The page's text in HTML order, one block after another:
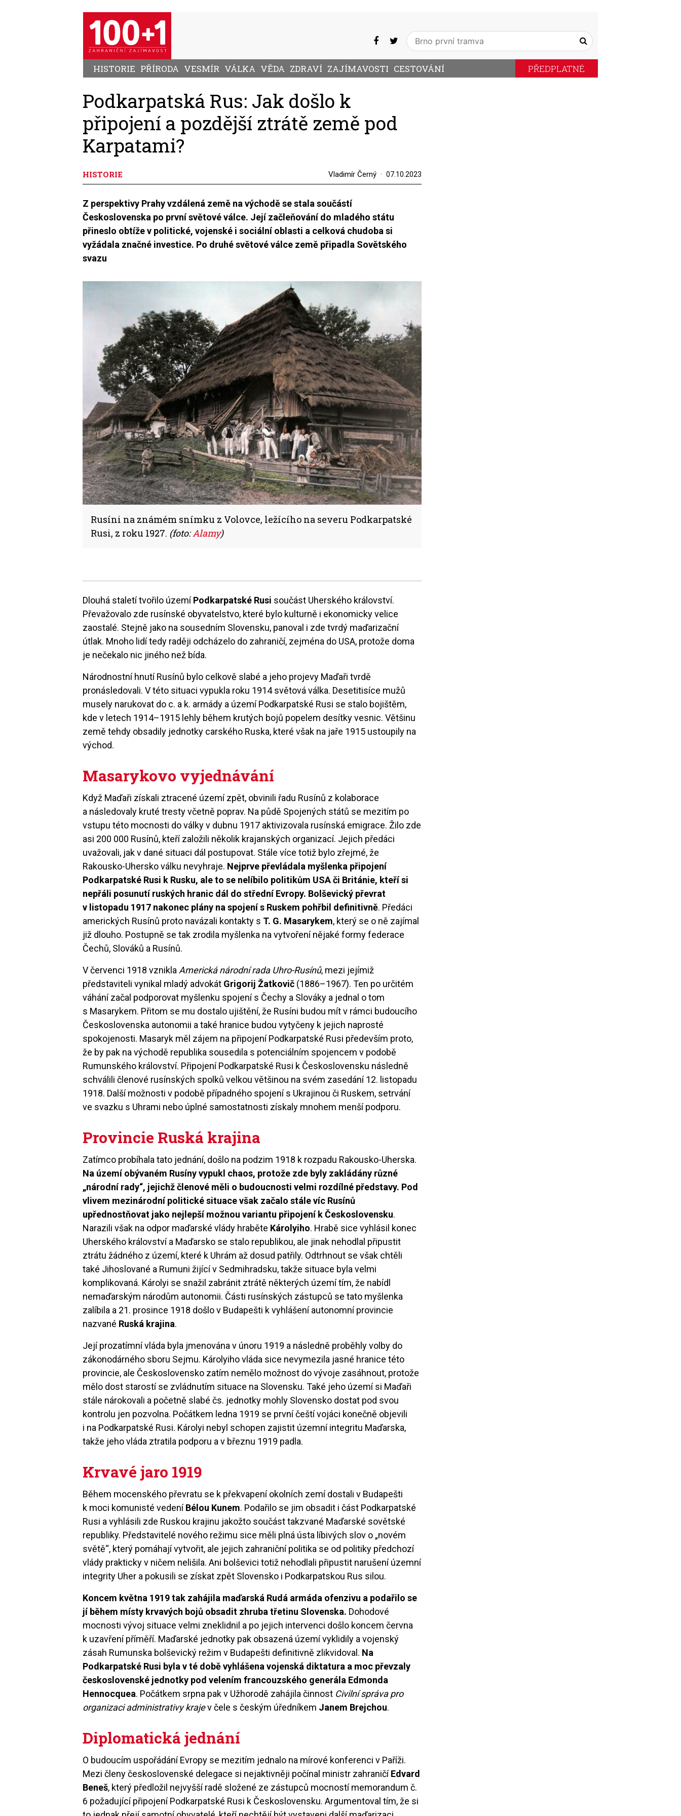
HISTORIE PŘÍRODA VESMÍR VÁLKA VĚDA ZDRAVÍ ZAJÍMAVOSTI CESTOVÁNÍ PŘEDPLATNÉ
Podkarpatská Rus: Jak došlo k
připojení a pozdější ztrátě země pod
Karpatami?
HISTORIE Vladimír Černý 07.10.2023
Z perspektivy Prahy vzdálená země na východě se stala součástí
Československa po první světové válce. Její začleňování do mladého státu
přineslo obtíže v politické, vojenské i sociální oblasti a celková chudoba si
vyžádala značné investice. Po druhé světové válce země připadla Sovětského
svazu
Rusíni na známém snímku z Volovce, ležícího na severu Podkarpatské
Rusi, z roku 1927. (foto:Alamy)
Dlouhá staletí tvořilo územíPodkarpatské Rusi součást Uherského království.
Převažovalo zde rusínské obyvatelstvo, které bylo kulturně i ekonomicky velice
zaostalé. Stejně jako na sousedním Slovensku, panoval i zde tvrdý maďarizační
útlak. Mnoho lidí tedy raději odcházelo do zahraničí, zejména do USA, protože doma
je nečekalo nic jiného než bída.
Národnostní hnutí Rusínů bylo celkově slabé a jeho projevy Maďaři tvrdě
pronásledovali. V této situaci vypukla roku 1914 světová válka. Desetitisíce mužů
musely narukovat do c. a k. armády a území Podkarpatské Rusi se stalo bojištěm,
kde v letech 1914–1915 lehly během krutých bojů popelem desítky vesnic. Většinu
země tehdy obsadily jednotky carského Ruska, které však na jaře 1915 ustoupily na
východ.
Masarykovo vyjednávání
Když Maďaři získali ztracené území zpět, obvinili řadu Rusínů z kolaborace
a následovaly kruté tresty včetně poprav. Na půdě Spojených států se mezitím po
vstupu této mocnosti do války v dubnu 1917 aktivizovala rusínská emigrace. Žilo zde
asi 200 000 Rusínů, kteří založili několik krajanských organizací. Jejich předáci
uvažovali, jak v dané situaci dál postupovat. Stále více totiž bylo zřejmé, že
Rakousko-Uhersko válku nevyhraje. Nejprve převládala myšlenka připojení
Podkarpatské Rusi k Rusku, ale to se nelíbilo politikům USA či Británie, kteří si
nepřáli posunutí ruských hranic dál do střední Evropy. Bolševický převrat
v listopadu 1917 nakonec plány na spojení s Ruskem pohřbil definitivně. Předáci
amerických Rusínů proto navázali kontakty s T. G. Masarykem, který se o ně zajímal
již dlouho. Postupně se tak zrodila myšlenka na vytvoření nějaké formy federace
Čechů, Slováků a Rusínů.
V červenci 1918 vznikla Americká národní rada Uhro-Rusínů, mezi jejímiž
představiteli vynikal mladý advokát Grigorij Žatkovič (1886–1967). Ten po určitém
váhání začal podporovat myšlenku spojení s Čechy a Slováky a jednal o tom
s Masarykem. Přitom se mu dostalo ujištění, že Rusíni budou mít v rámci budoucího
Československa autonomii a také hranice budou vytyčeny k jejich naprosté
spokojenosti. Masaryk měl zájem na připojení Podkarpatské Rusi především proto,
že by pak na východě republika sousedila s potenciálním spojencem v podobě
Rumunského království. Připojení Podkarpatské Rusi k Československu následně
schválili členové rusínských spolků velkou většinou na svém zasedání 12. listopadu
1918. Další možnosti v podobě případného spojení s Ukrajinou či Ruskem, setrvání
ve svazku s Uhrami nebo úplné samostatnosti získaly mnohem menší podporu.
Provincie Ruská krajina
Zatímco probíhala tato jednání, došlo na podzim 1918 k rozpadu Rakousko-Uherska.
Na území obývaném Rusíny vypukl chaos, protože zde byly zakládány různé
„národní rady“, jejichž členové měli o budoucnosti velmi rozdílné představy. Pod
vlivem mezinárodní politické situace však začalo stále víc Rusínů
upřednostňovat jako nejlepší možnou variantu připojení k Československu.
Narazili však na odpor maďarské vlády hraběte Károlyiho. Hrabě sice vyhlásil konec
Uherského království a Maďarsko se stalo republikou, ale jinak nehodlal připustit
ztrátu žádného z území, které k Uhrám až dosud patřily. Odtrhnout se však chtěli
také Jihoslované a Rumuni žijící v Sedmihradsku, takže situace byla velmi
komplikovaná. Károlyi se snažil zabránit ztrátě některých území tím, že nabídl
nemaďarským národům autonomii. Části rusínských zástupců se tato myšlenka
zalíbila a 21. prosince 1918 došlo v Budapešti k vyhlášení autonomní provincie
nazvané Ruská krajina.
Její prozatímní vláda byla jmenována v únoru 1919 a následně proběhly volby do
zákonodárného sboru Sejmu. Károlyiho vláda sice nevymezila jasné hranice této
provincie, ale Československo zatím nemělo možnost do vývoje zasáhnout, protože
mělo dost starostí se zvládnutím situace na Slovensku. Také jeho území si Maďaři
stále nárokovali a početně slabé čs. jednotky mohly Slovensko dostat pod svou
kontrolu jen pozvolna. Počátkem ledna 1919 se první čeští vojáci konečně objevili
i na Podkarpatské Rusi. Károlyi nebyl schopen zajistit územní integritu Maďarska,
takže jeho vláda ztratila podporu a v březnu 1919 padla.
Krvavé jaro 1919
Během mocenského převratu se k překvapení okolních zemí dostali v Budapešti
k moci komunisté vedeníBélou Kunem. Podařilo se jim obsadit i část Podkarpatské
Rusi a vyhlásili zde Ruskou krajinu jakožto součást takzvané Maďarské sovětské
republiky. Představitelé nového režimu sice měli plná ústa líbivých slov o „novém
světě“, který pomáhají vytvořit, ale jejich zahraniční politika se od politiky předchozí
vlády prakticky v ničem nelišila. Ani bolševici totiž nehodlali připustit narušení územní
integrity Uher a pokusili se získat zpět Slovensko i Podkarpatskou Rus silou.
Koncem května 1919 tak zahájila maďarská Rudá armáda ofenzivu a podařilo se
jí během místy krvavých bojů obsadit zhruba třetinu Slovenska. Dohodové
mocnosti vývoj situace velmi zneklidnil a po jejich intervenci došlo koncem června
k uzavření příměří. Maďarské jednotky pak obsazená území vyklidily a vojenský
zásah Rumunska bolševický režim v Budapešti definitivně zlikvidoval. Na
Podkarpatské Rusi byla v té době vyhlášena vojenská diktatura a moc převzaly
československé jednotky pod velením francouzského generála Edmonda
Hennocquea. Počátkem srpna pak v Užhorodě zahájila činnost Civilní správa pro
organizaci administrativy krajev čele s českým úředníkem Janem Brejchou.
Diplomatická jednání
O budoucím uspořádání Evropy se mezitím jednalo na mírové konferenci v Paříži.
Mezi členy československé delegace si nejaktivněji počínal ministr zahraničíEdvard
Beneš, který předložil nejvyšší radě složené ze zástupců mocností memorandum č.
6 požadující připojení Podkarpatské Rusi k Československu. Argumentoval tím, že si